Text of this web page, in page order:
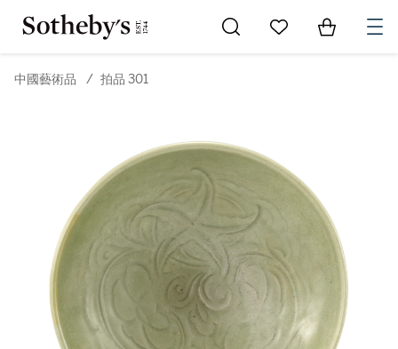
Go to My Favorites
Items in
中國藝術品 / 拍品 301